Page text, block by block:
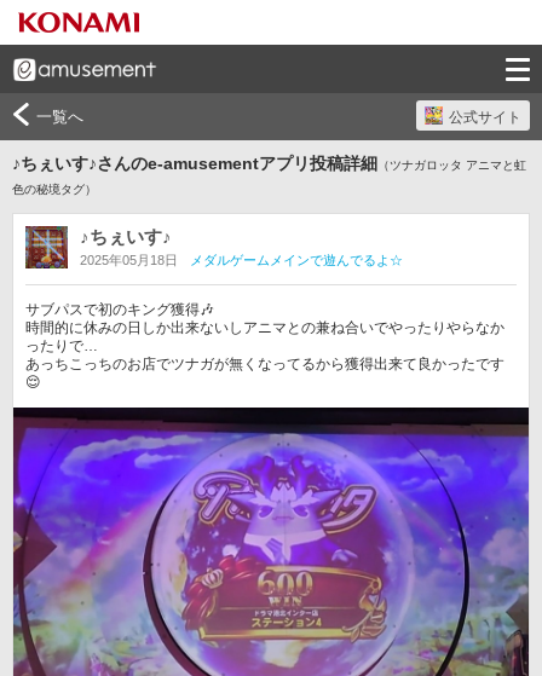
一覧へ 公式サイト
♪ちぇいす♪さんのe-amusementアプリ投稿詳細 （ツナガロッタ アニマと虹
色の秘境タグ）
♪ちぇいす♪
2025年05月18日 メダルゲームメインで遊んでるよ☆
サブパスで初のキング獲得🎶
時間的に休みの日しか出来ないしアニマとの兼ね合いでやったりやらなか
ったりで…
あっちこっちのお店でツナガが無くなってるから獲得出来て良かったです
😌